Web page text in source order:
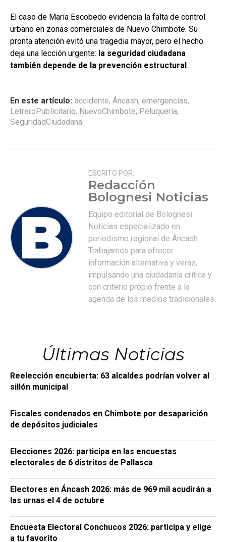
El caso de María Escobedo evidencia la falta de control
urbano en zonas comerciales de Nuevo Chimbote. Su
pronta atención evitó una tragedia mayor, pero el hecho
deja una lección urgente: la seguridad ciudadana
también depende de la prevención estructural.
En este artículo: accidente, Áncash, emergencias,
LetreroPublicitario, NuevoChimbote, Peluquería,
SeguridadCiudadana
ESCRITO POR:
Redacción
Bolognesi Noticias
Equipo editorial de Bolognesi
Noticias especializado en
periodismo regional de Áncash.
Trabajamos para ofrecer
información alternativa y veraz,
impulsando una ciudadanía crítica y
con criterio propio frente a la
agenda de los medios tradicionales.
Últimas Noticias
Reelección encubierta: 63 alcaldes podrían volver al
sillón municipal
Fiscales condenados en Chimbote por desaparición
de depósitos judiciales
Elecciones 2026: participa en las encuestas
electorales de 6 distritos de Pallasca
Electores en Áncash 2026: más de 969 mil acudirán a
las urnas el 4 de octubre
Encuesta Electoral Conchucos 2026: participa y elige
a tu favorito